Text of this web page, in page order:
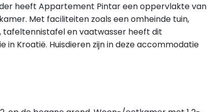
heeft Appartement Pintar een oppervlakte van
Met faciliteiten zoals een omheinde tuin,
tafeltennistafel en vaatwasser heeft dit
Kroatië. Huisdieren zijn in deze accommodatie